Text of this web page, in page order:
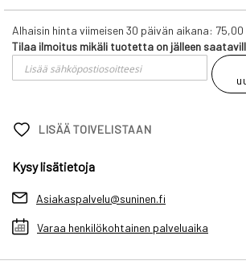
Alhaisin hinta viimeisen 30 päivän aikana: 75,00
Tilaa ilmoitus mikäli tuotetta on jälleen
LISÄÄ TOIVELISTAAN
Kysy lisätietoja
Asiakaspalvelu@suninen.fi
Varaa henkilökohtainen palveluaika